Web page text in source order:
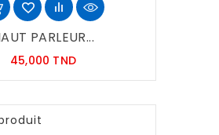
PARLEUR...
45,000 TNDPrix